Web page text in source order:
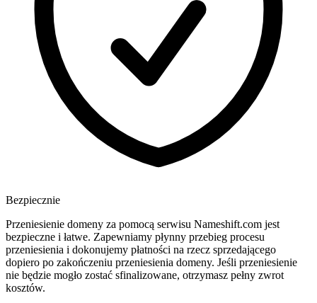
Bezpiecznie
Przeniesienie domeny za pomocą serwisu Nameshift.com jest
bezpieczne i łatwe. Zapewniamy płynny przebieg procesu
przeniesienia i dokonujemy płatności na rzecz sprzedającego
dopiero po zakończeniu przeniesienia domeny. Jeśli przeniesienie
nie będzie mogło zostać sfinalizowane, otrzymasz pełny zwrot
kosztów.